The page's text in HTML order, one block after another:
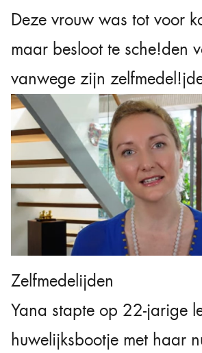
Deze vrouw was tot voor
maar besloot te sche!den
vanwege zijn
Zelfmedelijden
Yana stapte op 22-jarige
huwelijksbootje met haar